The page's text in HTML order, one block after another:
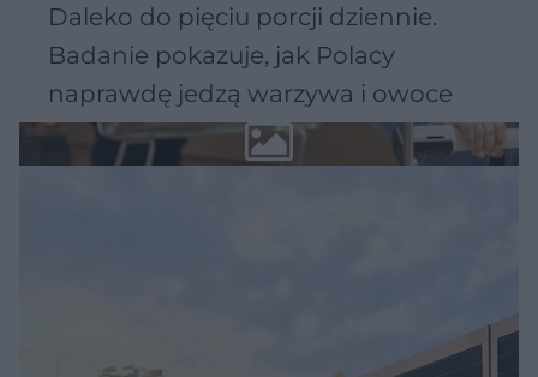
Daleko do pięciu porcji dziennie.
Badanie pokazuje, jak Polacy
naprawdę jedzą warzywa i owoce